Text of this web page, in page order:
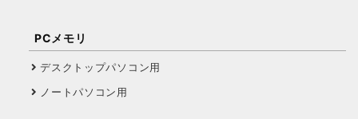
PCメモリ
デスクトップパソコン用
ノートパソコン用